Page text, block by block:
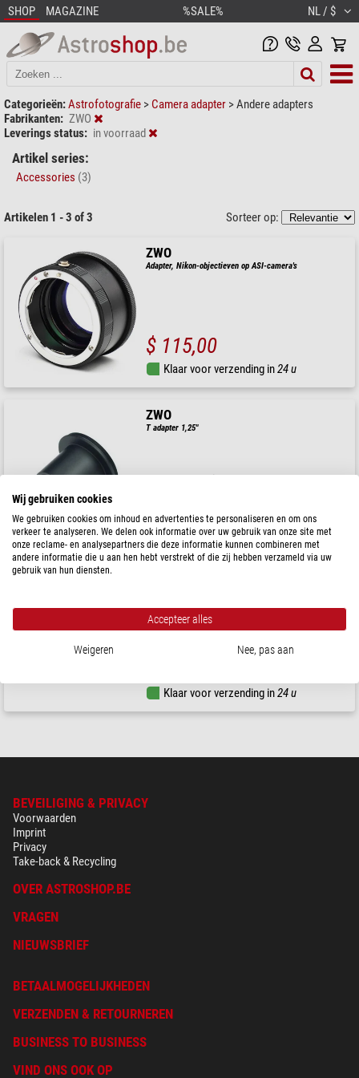
SHOP MAGAZINE %SALE% NL / $
Categorieën:Astrofotografie > Camera adapter >Andere adapters
Fabrikanten: ZWO
Leverings status: in voorraad
Artikel series:
Accessories (3)
Artikelen 1 - 3 of 3 Sorteer op:
ZWO
Adapter, Nikon-objectieven op ASI-camera's
$ 115,00
Klaar voor verzending in24 u
ZWO
T adapter 1,25"
$ 31,90
Klaar voor verzending in 24 u
Klaar voor verzending in24 u
BEVEILIGING & PRIVACY
Voorwaarden
Imprint
Privacy
Take-back & Recycling
OVER ASTROSHOP.BE
VRAGEN
NIEUWSBRIEF
BETAALMOGELIJKHEDEN
VERZENDEN & RETOURNEREN
BUSINESS TO BUSINESS
VIND ONS OOK OP
Wij gebruiken cookies
We gebruiken cookies om inhoud en advertenties te personaliseren en om ons
verkeer te analyseren. We delen ook informatie over uw gebruik van onze site met
onze reclame- en analysepartners die deze informatie kunnen combineren met
andere informatie die u aan hen hebt verstrekt of die zij hebben verzameld via uw
gebruik van hun diensten.
Accepteer alles
Weigeren Nee, pas aan